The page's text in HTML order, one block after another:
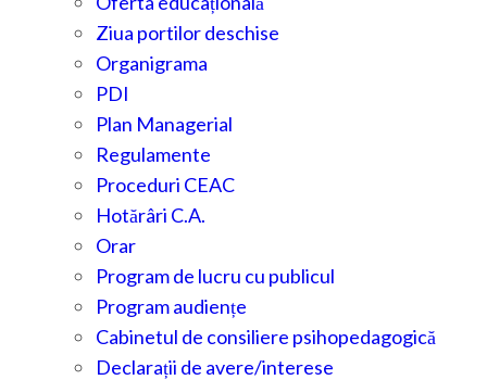
Ziua portilor deschise
Organigrama
PDI
Plan Managerial
Regulamente
Proceduri CEAC
Hotărâri C.A.
Orar
Program de lucru cu publicul
Program audiențe
Cabinetul de consiliere psihopedagogică
Declarații de avere/interese